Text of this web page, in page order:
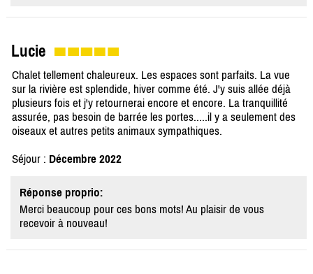
Lucie
Chalet tellement chaleureux. Les espaces sont parfaits. La vue
sur la rivière est splendide, hiver comme été. J'y suis allée déjà
plusieurs fois et j'y retournerai encore et encore. La tranquillité
assurée, pas besoin de barrée les portes.....il y a seulement des
oiseaux et autres petits animaux sympathiques.
Séjour : Décembre 2022
Réponse proprio:
Merci beaucoup pour ces bons mots! Au plaisir de vous
recevoir à nouveau!